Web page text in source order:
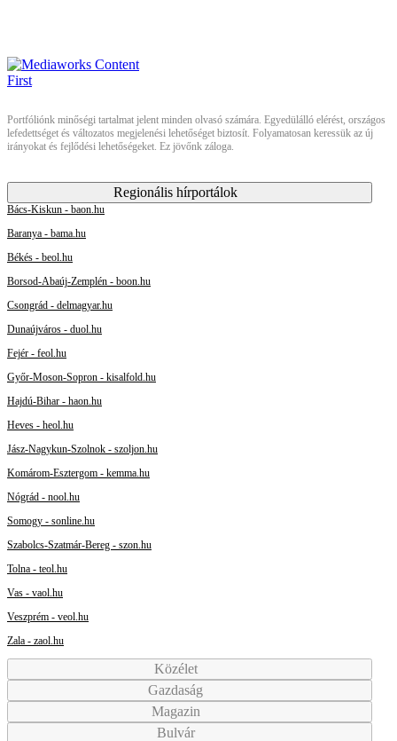
Portfóliónk minőségi tartalmat jelent minden olvasó számára. Egyedülálló elérést, országos
lefedettséget és változatos megjelenési lehetőséget biztosít. Folyamatosan keressük az új
irányokat és fejlődési lehetőségeket. Ez jövőnk záloga.
Regionális hírportálok
Bács-Kiskun - baon.hu
Baranya - bama.hu
Békés - beol.hu
Borsod-Abaúj-Zemplén - boon.hu
Csongrád - delmagyar.hu
Dunaújváros - duol.hu
Fejér - feol.hu
Győr-Moson-Sopron - kisalfold.hu
Hajdú-Bihar - haon.hu
Heves - heol.hu
Jász-Nagykun-Szolnok - szoljon.hu
Komárom-Esztergom - kemma.hu
Nógrád - nool.hu
Somogy - sonline.hu
Szabolcs-Szatmár-Bereg - szon.hu
Tolna - teol.hu
Vas - vaol.hu
Veszprém - veol.hu
Zala - zaol.hu
Közélet
Gazdaság
Magazin
Bulvár